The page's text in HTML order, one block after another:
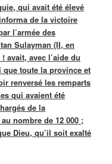
qui avait été élevé
de la victoire
l’armée des
Sulayman (II, en
avait, avec l’aide du
toute la province et
renversé les remparts
qui avaient été
de la
nombre de 12 000 ;
Dieu, qu’il soit exalté